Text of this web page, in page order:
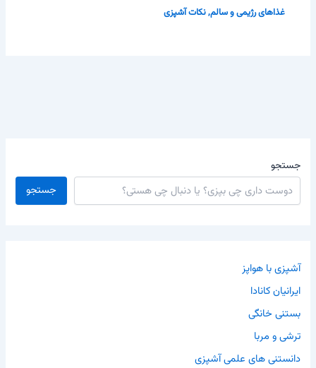
غذاهای رژیمی و سالم,نکات آشپزی
جستجو
جستجو
آشپزی با هواپز
ایرانیان کانادا
بستنی خانگی
ترشی و مربا
دانستنی های علمی آشپزی